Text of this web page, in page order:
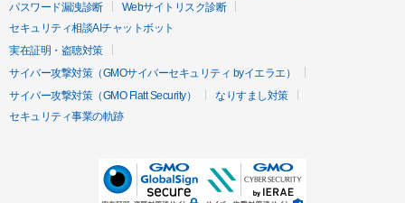
パスワード漏洩診断
Webサイトリスク診断
セキュリティ相談AIチャットボット
実在証明・盗聴対策
サイバー攻撃対策（GMOサイバーセキュリティ byイエラエ）
サイバー攻撃対策（GMO Flatt Security）
なりすまし対策
セキュリティ事業の軌跡